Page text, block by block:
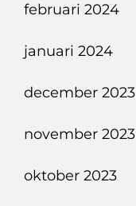
februari 2024
januari 2024
december 2023
november 2023
oktober 2023